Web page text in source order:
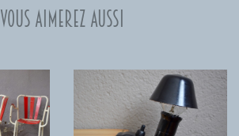
Vous aimerez aussi